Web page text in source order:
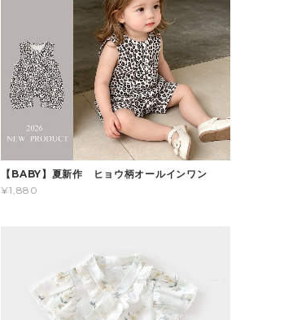
【BABY】夏新作 ヒョウ柄オールインワン
¥1,880